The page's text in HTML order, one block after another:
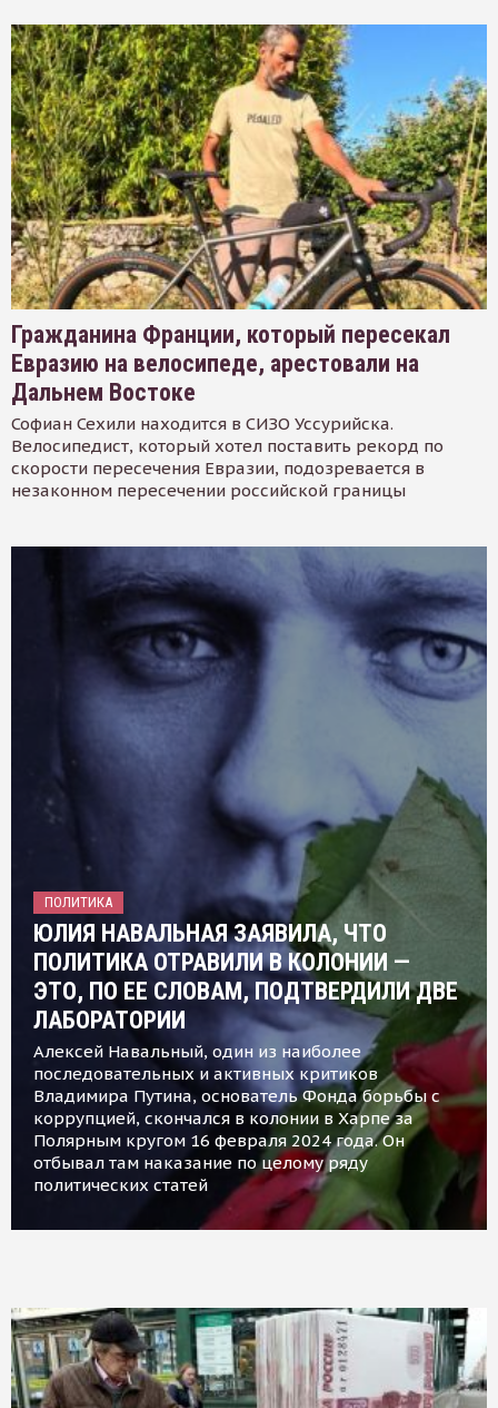
Гражданина Франции, который пересекал
Евразию на велосипеде, арестовали на
Дальнем Востоке
Софиан Сехили находится в СИЗО Уссурийска.
Велосипедист, который хотел поставить рекорд по
скорости пересечения Евразии, подозревается в
незаконном пересечении российской границы
ПОЛИТИКА
ЮЛИЯ НАВАЛЬНАЯ ЗАЯВИЛА, ЧТО
ПОЛИТИКА ОТРАВИЛИ В КОЛОНИИ —
ЭТО, ПО ЕЕ СЛОВАМ, ПОДТВЕРДИЛИ ДВЕ
ЛАБОРАТОРИИ
Алексей Навальный, один из наиболее
последовательных и активных критиков
Владимира Путина, основатель Фонда борьбы с
коррупцией, скончался в колонии в Харпе за
Полярным кругом 16 февраля 2024 года. Он
отбывал там наказание по целому ряду
политических статей